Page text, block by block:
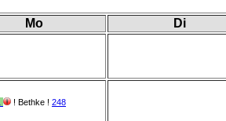
Mo Di
! Bethke ! 248